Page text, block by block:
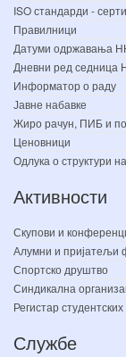
ISO стандарди -
Правилници
Датуми одржавања
Дневни ред
Информатор о раду
Јавне набавке
Жиро рачун, ПИБ и
Ценовници
Одлука о структури
Активности
Скупови и
Алумни и пријатељи
Спортско друштво
Синдикална
Регистар
Службе